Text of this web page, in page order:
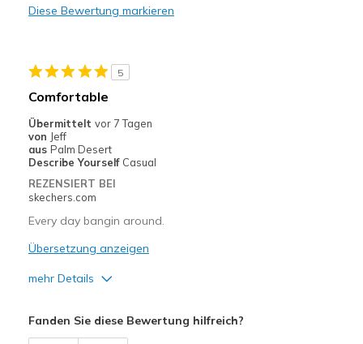
Geeignete Verwendung
Width
Sizing
Feels true to size
View On Shoes
Diese Bewertung markieren
5
Comfortable
Übermittelt vor 7 Tagen
von Jeff
aus Palm Desert
Describe Yourself Casual
REZENSIERT BEI
skechers.com
Every day bangin around.
Übersetzung anzeigen
mehr Details
Fanden Sie diese Bewertung hilfreich?